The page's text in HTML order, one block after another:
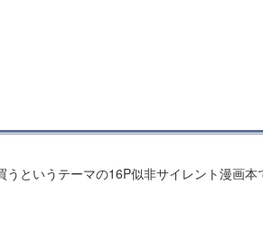
というテーマの16P似非サイレント漫画本